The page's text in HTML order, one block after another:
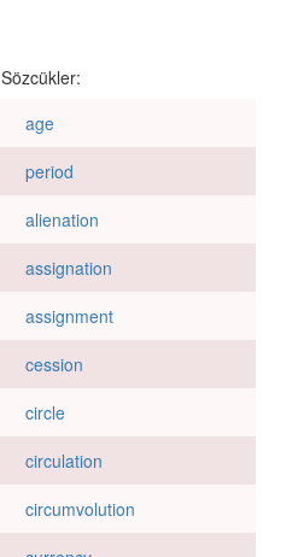
age
period
alienation
assignation
assignment
cession
circle
circulation
circumvolution